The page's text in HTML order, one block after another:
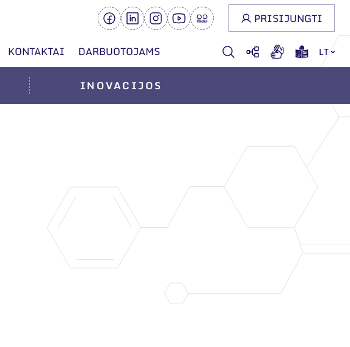
KONTAKTAI DARBUOTOJAMS LT
PRISIJUNGTI
INOVACIJOS